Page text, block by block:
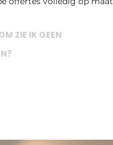
ZIE IK GEEN